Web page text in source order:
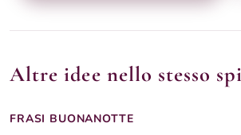
Altre idee nello stesso
FRASI BUONANOTTE
Frasi buonanotte con la luna piena sul mare